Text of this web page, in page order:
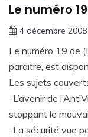
Le numéro
4 décembre 2008
Le numéro 19 de
paraitre, est
Les sujets
-L’avenir de
stoppant le
-La sécurité vue